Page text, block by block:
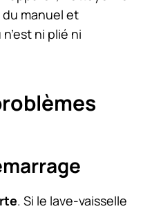
manuel et
ni plié ni
. Si le lave-vaisselle